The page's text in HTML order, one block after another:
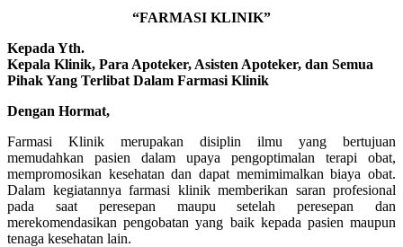
“FARMASI KLINIK”
Kepada Yth.
Kepala Klinik, Para Apoteker, Asisten Apoteker, dan Semua
Pihak Yang Terlibat Dalam Farmasi Klinik
Dengan Hormat,
Farmasi Klinik merupakan disiplin ilmu yang bertujuan
memudahkan pasien dalam upaya pengoptimalan terapi obat,
mempromosikan kesehatan dan dapat memimimalkan biaya obat.
Dalam kegiatannya farmasi klinik memberikan saran profesional
pada saat peresepan maupu setelah peresepan dan
merekomendasikan pengobatan yang baik kepada pasien maupun
tenaga kesehatan lain.